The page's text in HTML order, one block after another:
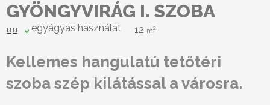
GYÖNGYVIRÁG I. SZOBA
egyágyas használat 12 m2
Kellemes hangulatú tetőtéri
szoba szép kilátással a városra.